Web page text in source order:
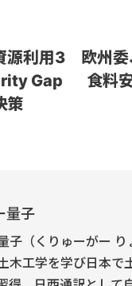
源利用3
Gap
策
欧州
食料
量子
子（くりゅーがー
木工学を学び日本で